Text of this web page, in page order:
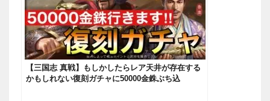
【三国志 真戦】もしかしたらレア天井が存在する
かもしれない復刻ガチャに50000金銖ぶち込